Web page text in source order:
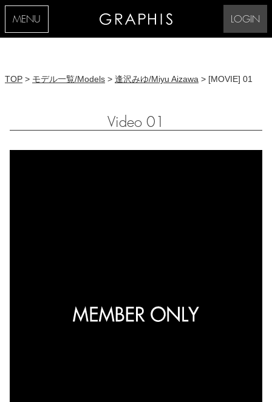
MENU LOGIN
TOP > モデル一覧/Models > 逢沢みゆ/Miyu Aizawa > [MOVIE] 01
Video 01